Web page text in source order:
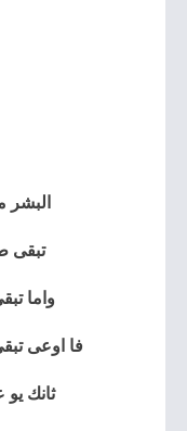
تبقى
واما
فا اوعى
ثانك